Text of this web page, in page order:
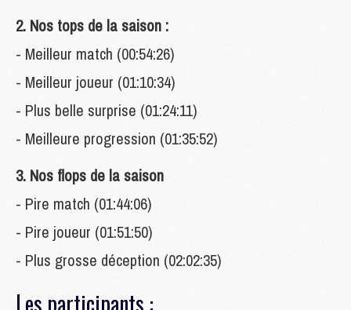
2. Nos tops de la saison :
- Meilleur match (00:54:26)
- Meilleur joueur (01:10:34)
- Plus belle surprise (01:24:11)
- Meilleure progression (01:35:52)
3. Nos flops de la saison
- Pire match (01:44:06)
- Pire joueur (01:51:50)
- Plus grosse déception (02:02:35)
Les participants :